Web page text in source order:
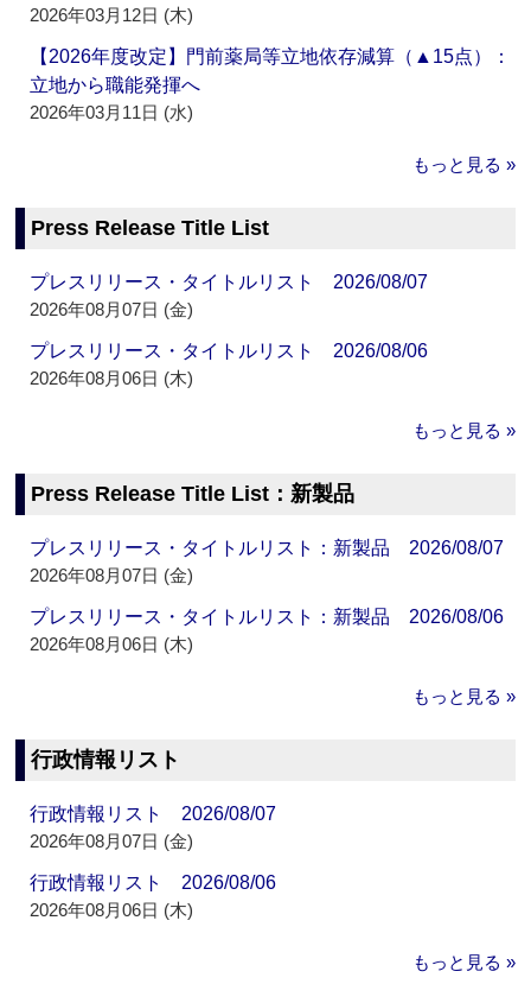
2026年03月12日 (木)
【2026年度改定】門前薬局等立地依存減算（▲15点）：
立地から職能発揮へ
2026年03月11日 (水)
もっと見る »
Press Release Title List
プレスリリース・タイトルリスト 2026/08/07
2026年08月07日 (金)
プレスリリース・タイトルリスト 2026/08/06
2026年08月06日 (木)
もっと見る »
Press Release Title List：新製品
プレスリリース・タイトルリスト：新製品 2026/08/07
2026年08月07日 (金)
プレスリリース・タイトルリスト：新製品 2026/08/06
2026年08月06日 (木)
もっと見る »
行政情報リスト
行政情報リスト 2026/08/07
2026年08月07日 (金)
行政情報リスト 2026/08/06
2026年08月06日 (木)
もっと見る »